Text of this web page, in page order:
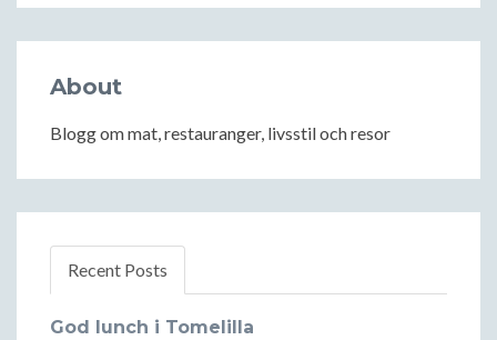
About
Blogg om mat, restauranger, livsstil och resor
Recent Posts
God lunch i Tomelilla